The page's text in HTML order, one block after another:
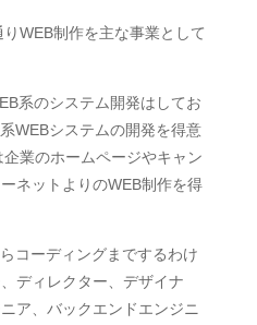
WEB制作を主な事業として
系のシステム開発はしてお
WEBシステムの開発を得意
業のホームページやキャン
ネットよりのWEB制作を得
コーディングまでするわけ
ディレクター、デザイナ
ア、バックエンドエンジニ